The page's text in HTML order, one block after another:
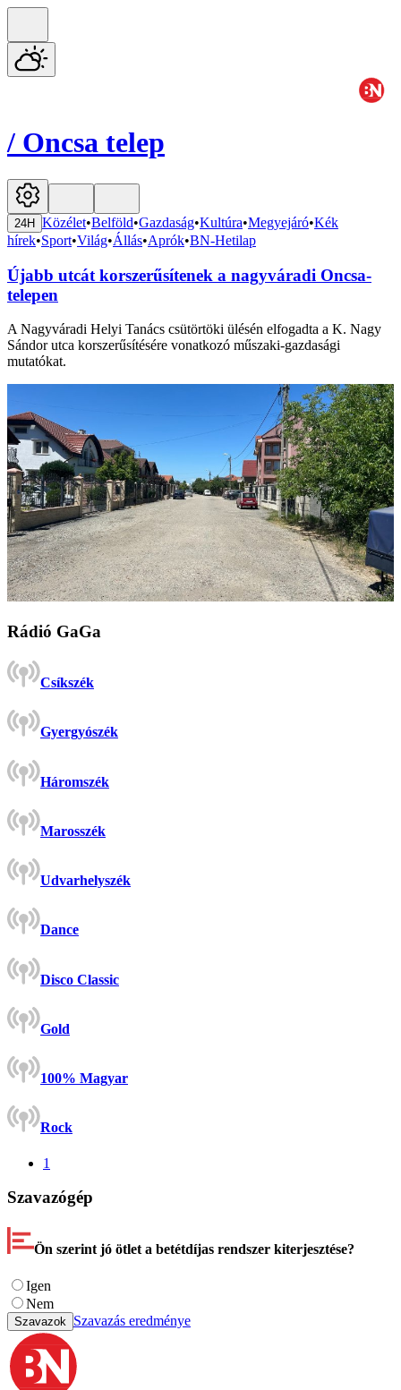
/ Oncsa telep
24H Közélet•Belföld•Gazdaság•Kultúra•Megyejáró•Kék
hírek•Sport•Világ•Állás•Aprók•BN-Hetilap
Újabb utcát korszerűsítenek a nagyváradi Oncsa-
telepen
A Nagyváradi Helyi Tanács csütörtöki ülésén elfogadta a K. Nagy
Sándor utca korszerűsítésére vonatkozó műszaki-gazdasági
mutatókat.
Rádió GaGa
Csíkszék
Gyergyószék
Háromszék
Marosszék
Udvarhelyszék
Dance
Disco Classic
Gold
100% Magyar
Rock
1
Szavazógép
Ön szerint jó ötlet a betétdíjas rendszer kiterjesztése?
Igen
Nem
Szavazok Szavazás eredménye